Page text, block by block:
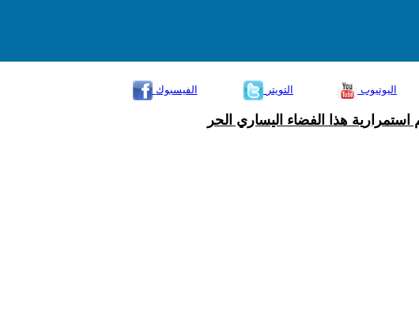
الفيسبوك
التويتر اليوتيوب
هذا الفضاء اليساري الحر